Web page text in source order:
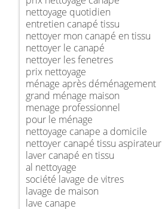
nettoyage quotidien
entretien canapé tissu
nettoyer mon canapé en tissu
nettoyer le canapé
nettoyer les fenetres
prix nettoyage
ménage après déménagement
grand ménage maison
menage professionnel
pour le ménage
nettoyage canape a domicile
nettoyer canapé tissu aspirateur
laver canapé en tissu
al nettoyage
société lavage de vitres
lavage de maison
lave canape